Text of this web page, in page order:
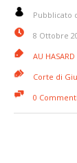
Pubblicato
8 Ottobre
AU HASARD
Corte di
0 Commenti